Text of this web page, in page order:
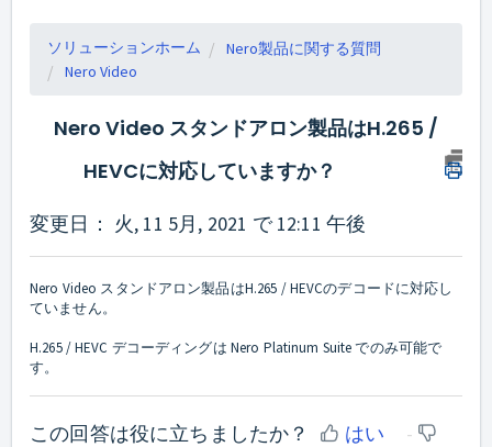
ソリューションホーム
Nero製品に関する質問
Nero Video
Nero Video スタンドアロン製品はH.265 /
HEVCに対応していますか？
変更日： 火, 11 5月, 2021 で 12:11 午後
Nero Video スタンドアロン製品はH.265 / HEVCのデコードに対応し
ていません。
H.265 / HEVC デコーディングは Nero Platinum Suite でのみ可能で
す。
この回答は役に立ちましたか？
はい